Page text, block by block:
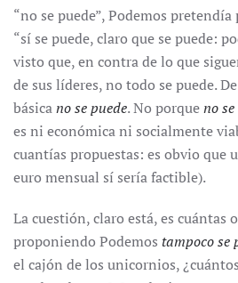
“no se puede”, Podemos
“sí se puede, claro que se puede:
visto que, en contra de lo que
de sus líderes, no todo se puede.
básicano se puede. No porqueno
es ni económica ni socialmente
cuantías propuestas: es obvio que
euro mensual sí sería factible).
La cuestión, claro está, es cuántas
proponiendo Podemos tampoco se
el cajón de los unicornios,